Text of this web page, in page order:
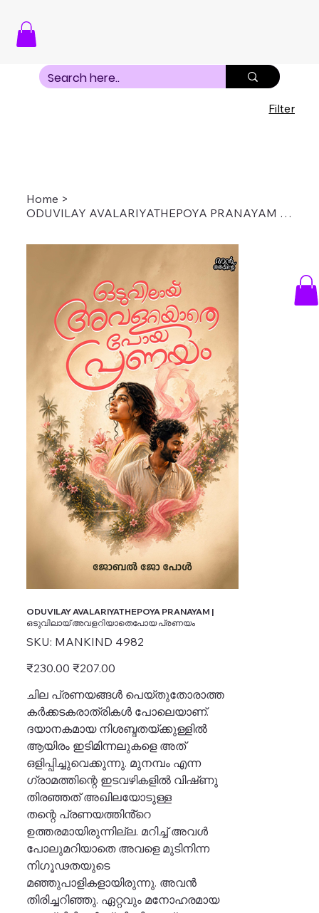
Home >
ODUVILAY AVALARIYATHEPOYA PRANAYAM | ഒടുവിലായ് അവളറിയാതെപോയ പ്രണയം
ODUVILAY AVALARIYATHEPOYA PRANAYAM |
ഒടുവിലായ് അവളറിയാതെപോയ പ്രണയം
SKU: SKU
MANKIND
MANKIND 4982
Original
price
₹230.00 Sale
price
₹207.00
ചില പ്രണയങ്ങൾ പെയ്തുതോരാത്ത
കർക്കടകരാത്രികൾ പോലെയാണ്.
ദയാനകമായ നിശബ്ദതയ്ക്കുള്ളിൽ
ആയിരം ഇടിമിന്നലുകളെ അത്
ഒളിപ്പിച്ചുവെക്കുന്നു. മുനമ്പം എന്ന
ഗ്രാമത്തിന്റെ ഇടവഴികളിൽ വിഷ്‌ണു
തിരഞ്ഞത് അഖിലയോടുള്ള
തന്റെ പ്രണയത്തിൻ്റെ
ഉത്തരമായിരുന്നില്ല. മറിച്ച് അവൾ
പോലുമറിയാതെ അവളെ മുടിനിന്ന
നിഗൂഢതയുടെ
മഞ്ഞുപാളികളായിരുന്നു. അവൻ
തിരിച്ചറിഞ്ഞു. ഏറ്റവും മനോഹരമായ
Filter